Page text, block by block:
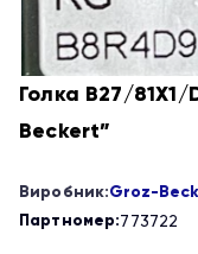
Голка B27/81X1/
Beckert”
Виробник:Groz-
Партномер:773722